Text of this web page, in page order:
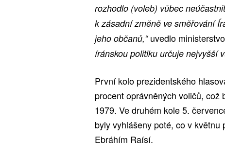
rozhodlo (voleb) vůbec
k zásadní změně ve směřování
jeho občanů,“uvedlo
íránskou politiku určuje nejvyšší
První kolo prezidentského
procent oprávněných voličů, což
1979. Ve druhém kole 5.
byly vyhlášeny poté, co v
Ebráhím Raísí.